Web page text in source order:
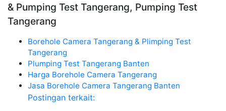
& Pumping Test Tangerang, Pumping Test
Tangerang
Borehole Camera Tangerang & Plimping Test
Tangerang
Plumping Test Tangerang Banten
Harga Borehole Camera Tangerang
Jasa Borehole Camera Tangerang Banten
Postingan terkait: